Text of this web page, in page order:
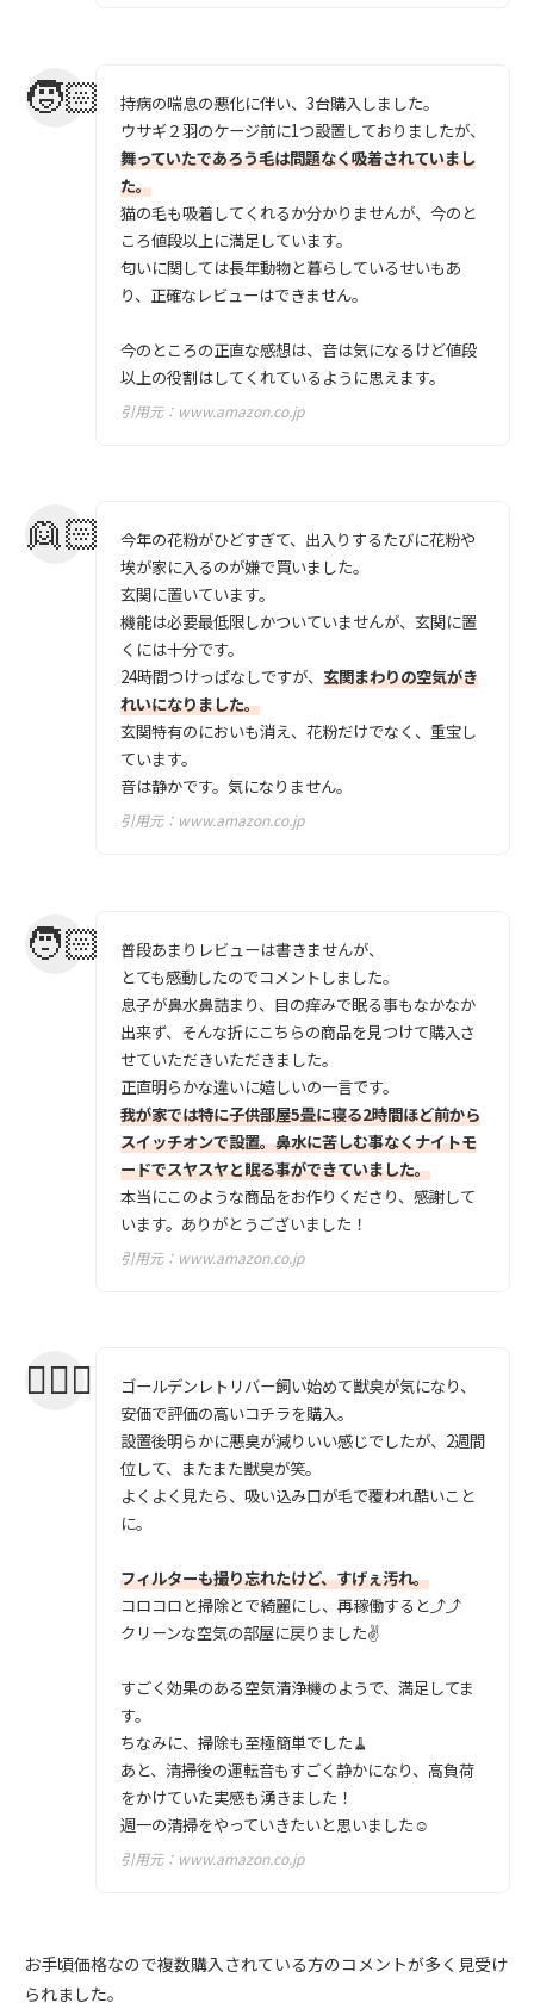
持病の喘息の悪化に伴い、3台購入しました。
ウサギ２羽のケージ前に1つ設置しておりましたが、
舞っていたであろう毛は問題なく吸着されていまし
た。
猫の毛も吸着してくれるか分かりませんが、今のと
ころ値段以上に満足しています。
匂いに関しては長年動物と暮らしているせいもあ
り、正確なレビューはできません。
今のところの正直な感想は、音は気になるけど値段
以上の役割はしてくれているように思えます。
引用元： www.amazon.co.jp
今年の花粉がひどすぎて、出入りするたびに花粉や
埃が家に入るのが嫌で買いました。
玄関に置いています。
機能は必要最低限しかついていませんが、玄関に置
くには十分です。
24時間つけっぱなしですが、 玄関まわりの空気がき
れいになりました。
玄関特有のにおいも消え、花粉だけでなく、重宝し
ています。
音は静かです。気になりません。
引用元： www.amazon.co.jp
普段あまりレビューは書きませんが、
とても感動したのでコメントしました。
息子が鼻水鼻詰まり、目の痒みで眠る事もなかなか
出来ず、そんな折にこちらの商品を見つけて購入さ
せていただきいただきました。
正直明らかな違いに嬉しいの一言です。
我が家では特に子供部屋5畳に寝る2時間ほど前から
スイッチオンで設置。鼻水に苦しむ事なくナイトモ
ードでスヤスヤと眠る事ができていました。
本当にこのような商品をお作りくださり、感謝して
います。ありがとうございました！
引用元： www.amazon.co.jp
ゴールデンレトリバー飼い始めて獣臭が気になり、
安価で評価の高いコチラを購入。
設置後明らかに悪臭が減りいい感じでしたが、2週間
位して、またまた獣臭が笑。
よくよく見たら、吸い込み口が毛で覆われ酷いこと
に。
フィルターも撮り忘れたけど、すげぇ汚れ。
コロコロと掃除とで綺麗にし、再稼働すると⤴︎⤴
クリーンな空気の部屋に戻りました✌️
すごく効果のある空気清浄機のようで、満足してま
す。
ちなみに、掃除も至極簡単でした🧹
あと、清掃後の運転音もすごく静かになり、高負荷
をかけていた実感も湧きました！
週一の清掃をやっていきたいと思いました☺
引用元： www.amazon.co.jp
お手頃価格なので複数購入されている方のコメントが多く見受け
られました。